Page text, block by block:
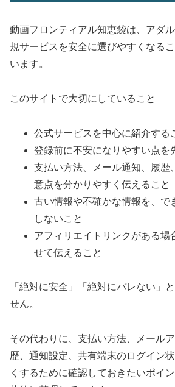
動画フロンティアル知恵袋は、アダ
規サービスを安全に選びやすくなる
います。
このサイトで大切にしていること
公式サービスを中心に紹介する
登録前に不安になりやすい点を
支払い方法、メール通知、履歴
意点を分かりやすく伝えること
古い情報や不確かな情報を、で
しないこと
アフィリエイトリンクがある場
せて伝えること
「絶対に安全」「絶対にバレない」
せん。
その代わりに、支払い方法、メール
歴、通知設定、共有端末のログイン
くするために確認しておきたいポイ